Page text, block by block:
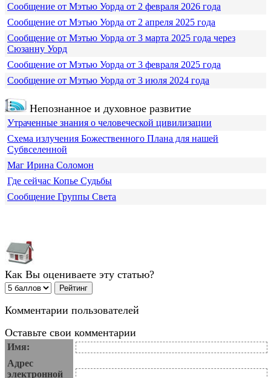
Сообщение от Мэтью Уорда от 2 февраля 2026 года
Сообщение от Мэтью Уорда от 2 апреля 2025 года
Сообщение от Мэтью Уорда от 3 марта 2025 года через
Сюзанну Уорд
Сообщение от Мэтью Уорда от 3 февраля 2025 года
Сообщение от Мэтью Уорда от 3 июля 2024 года
Непознанное и духовное развитие
Утраченные знания о человеческой цивилизации
Схема излучения Божественного Плана для нашей
Субвселенной
Маг Ирина Соломон
Где сейчас Копье Судьбы
Сообщение Группы Света
Как Вы оцениваете эту статью?
Комментарии пользователей
Оставьте свои комментарии
Имя:
Адрес
электронной